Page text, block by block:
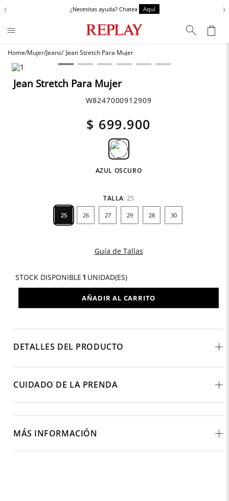
‹ ¿Necesitas ayuda? Chatea Aquí ›
Mujer Jeans Jean Stretch Para Mujer
Jean Stretch Para Mujer
W8247000912909
$ 699.900
AZUL OSCURO
TALLA: 25
25 26 27 28
29 30
Guía de Tallas
STOCK DISPONIBLE 1 UNIDAD(ES)
AÑADIR AL CARRITO
DETALLES DEL PRODUCTO
CUIDADO DE LA PRENDA
MÁS INFORMACIÓN
Términos más buscados
1.
2.